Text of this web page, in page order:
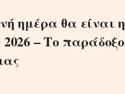
ημέρα θα είναι η
– Το παράδοξο